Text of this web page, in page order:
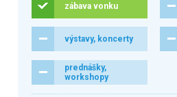
zábava vonku
výstavy, koncerty
prednášky,
workshopy